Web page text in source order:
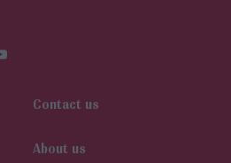
Contact us
About us